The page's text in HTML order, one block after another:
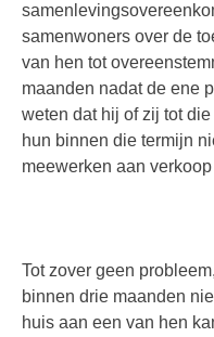
samenwoners over de
van hen tot
maanden nadat de ene
weten dat hij of zij tot
hun binnen die termijn
meewerken aan
Tot zover geen
binnen drie maanden
huis aan een van hen